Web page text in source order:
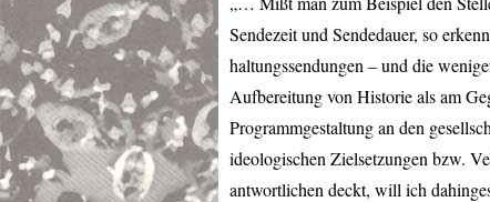
Sendezeit und Sendedauer, so
haltungssendungen – und die
Aufbereitung von Historie als am
Programmgestaltung an den
ideologischen Zielsetzungen bzw.
antwortlichen deckt, will ich